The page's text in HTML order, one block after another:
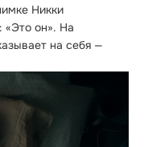
Никки
«Это он». На
на себя —